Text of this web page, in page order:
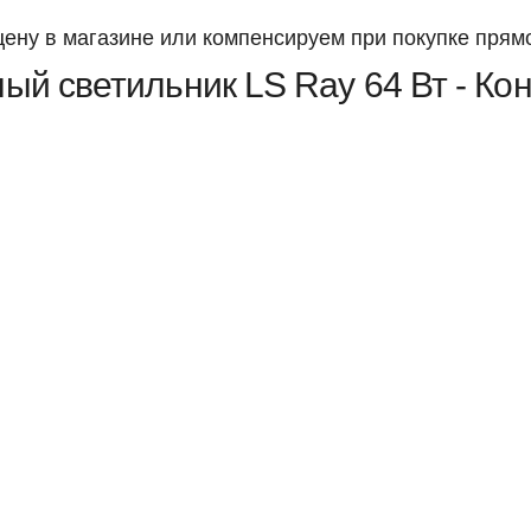
в магазине или компенсируем при покупке
светильник LS Ray 64 Вт -